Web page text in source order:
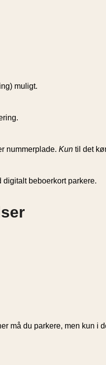
muligt.
nummerplade. Kun til det
beboerkort parkere.
må du parkere, men kun i